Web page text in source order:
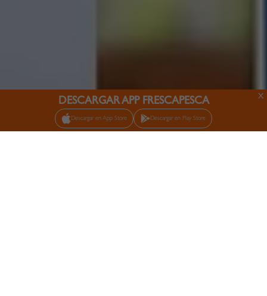
DESCARGAR APP FRESCAPESCA
Descargar en App Store Descargar en Play Store
X